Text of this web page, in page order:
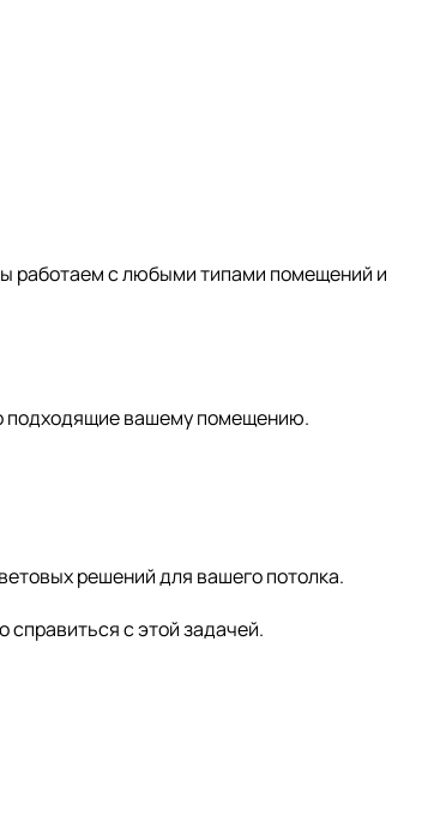
работаем с любыми типами помещений и
подходящие вашему помещению.
решений для вашего потолка.
справиться с этой задачей.